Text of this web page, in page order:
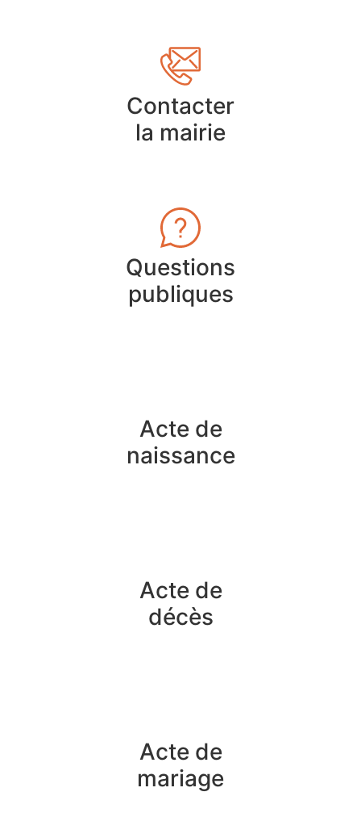
Contacter
la mairie
Questions
publiques
Acte de
naissance
Acte de
décès
Acte de
mariage